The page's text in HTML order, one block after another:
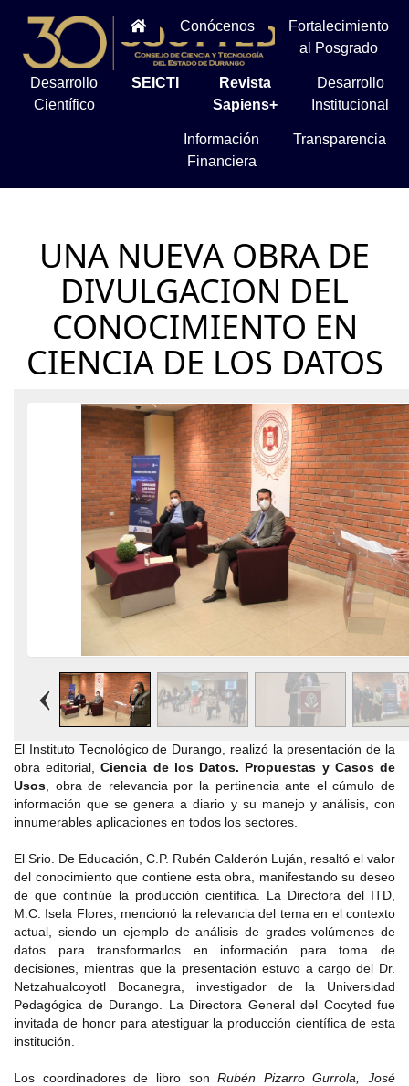
Conócenos
Fortalecimiento
al Posgrado
Desarrollo
Científico
SEICTI
Revista
Sapiens+
Desarrollo
Institucional
Información
Financiera
Transparencia
UNA NUEVA OBRA DE
DIVULGACION DEL
CONOCIMIENTO EN
CIENCIA DE LOS DATOS
El Instituto Tecnológico de Durango, realizó la presentación de la
obra editorial,Ciencia de los Datos. Propuestas y Casos de
Usos, obra de relevancia por la pertinencia ante el cúmulo de
información que se genera a diario y su manejo y análisis, con
innumerables aplicaciones en todos los sectores.
El Srio. De Educación, C.P. Rubén Calderón Luján, resaltó el valor
del conocimiento que contiene esta obra, manifestando su deseo
de que continúe la producción científica. La Directora del ITD,
M.C. Isela Flores, mencionó la relevancia del tema en el contexto
actual, siendo un ejemplo de análisis de grades volúmenes de
datos para transformarlos en información para toma de
decisiones, mientras que la presentación estuvo a cargo del Dr.
Netzahualcoyotl Bocanegra, investigador de la Universidad
Pedagógica de Durango. La Directora General del Cocyted fue
invitada de honor para atestiguar la producción científica de esta
institución.
Los coordinadores de libro sonRubén Pizarro Gurrola, José